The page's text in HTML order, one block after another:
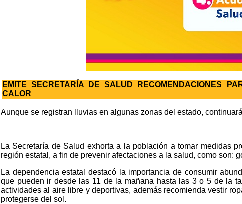
EMITE SECRETARÍA DE SALUD RECOMENDACIONES
CALOR
Aunque se registran lluvias en algunas zonas del estado,
La Secretaría de Salud exhorta a la población a tomar medidas
región estatal, a fin de prevenir afectaciones a la salud, como son:
La dependencia estatal destacó la importancia de consumir
que pueden ir desde las 11 de la mañana hasta las 3 o 5 de la
actividades al aire libre y deportivas, además recomienda vestir
protegerse del sol.